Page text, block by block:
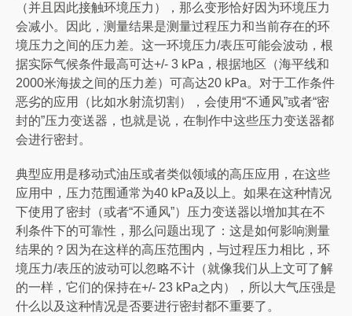
（并且因此接触环境压力），那么变形恰好因为环境压力
会减小。因此，测量结果是测量过程压力和当前存在的环
境压力之间的压力差。这一环境压力/表压可能会波动，根
据实际气候条件最高可达+/- 3 kPa，根据地区（海平线和
2000米海拔之间的压力差）可高达20 kPa。对于工作条件
恶劣的应用（比如水射流切割），会使用“不通风”或者“密
封的”压力变送器，也就是说，在制作中这些压力变送器都
会进行密封。
典型应用是移动式油压或者类似领域的高压应用，在这些
应用中，压力范围通常为40 kPa及以上。如果在这种情况
下使用了密封（或者“不通风”）压力变送器以增加其在不
利条件下的可靠性，那么问题出现了：这是如何影响测量
结果的？因为在这样的高压范围内，与过程压力相比，环
境压力/表压的波动可以忽略不计（就像我们从上文可了解
的一样，它们的保持在+/- 23 kPa之内），所以大气压强是
什么以及这种情况是否要进行密封都不重要了。